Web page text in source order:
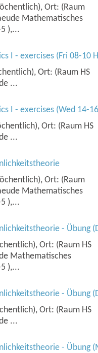
Ort: (Raum
Mathematisches
),...
I - exercises (Fri 08-10
Ort: (Raum HS
...
I - exercises (Wed 14-16
Ort: (Raum HS
...
Ort: (Raum
Mathematisches
),...
- Übung
Ort: (Raum HS
Mathematisches
),...
- Übung
Ort: (Raum HS
...
- Übung